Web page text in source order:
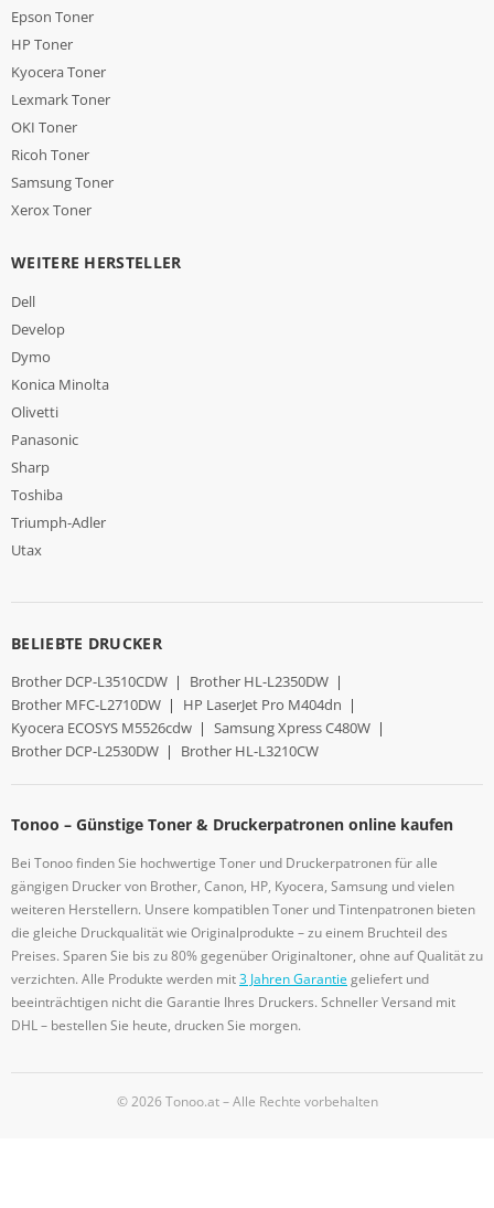
Epson Toner
HP Toner
Kyocera Toner
Lexmark Toner
OKI Toner
Ricoh Toner
Samsung Toner
Xerox Toner
WEITERE HERSTELLER
Dell
Develop
Dymo
Konica Minolta
Olivetti
Panasonic
Sharp
Toshiba
Triumph-Adler
Utax
BELIEBTE DRUCKER
Brother DCP-L3510CDW | Brother HL-L2350DW |
Brother MFC-L2710DW | HP LaserJet Pro M404dn |
Kyocera ECOSYS M5526cdw | Samsung Xpress C480W |
Brother DCP-L2530DW | Brother HL-L3210CW
Tonoo – Günstige Toner & Druckerpatronen online kaufen
Bei Tonoo finden Sie hochwertige Toner und Druckerpatronen für alle
gängigen Drucker von Brother, Canon, HP, Kyocera, Samsung und vielen
weiteren Herstellern. Unsere kompatiblen Toner und Tintenpatronen bieten
die gleiche Druckqualität wie Originalprodukte – zu einem Bruchteil des
Preises. Sparen Sie bis zu 80% gegenüber Originaltoner, ohne auf Qualität zu
verzichten. Alle Produkte werden mit3 Jahren Garantiegeliefert und
beeinträchtigen nicht die Garantie Ihres Druckers. Schneller Versand mit
DHL – bestellen Sie heute, drucken Sie morgen.
© 2026 Tonoo.at – Alle Rechte vorbehalten